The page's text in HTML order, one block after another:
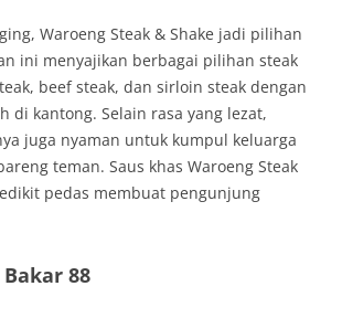
Waroeng Steak & Shake jadi pilihan
ini menyajikan berbagai pilihan steak
beef steak, dan sirloin steak dengan
di kantong. Selain rasa yang lezat,
juga nyaman untuk kumpul keluarga
teman. Saus khas Waroeng Steak
pedas membuat pengunjung
88